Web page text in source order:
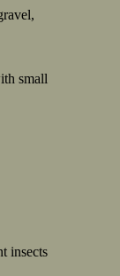
small
insects